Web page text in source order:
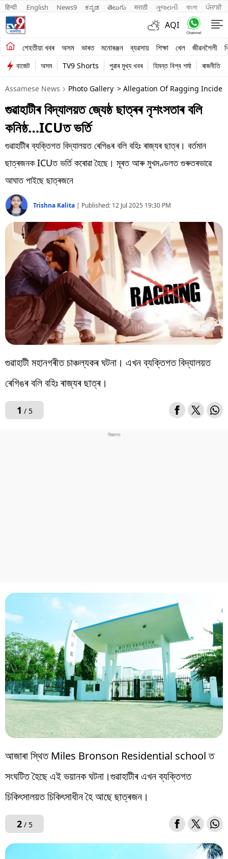
हिन्दी English News9 ಕನ್ನಡ తెలుగు मराठी ગુજરાતી বাংলা ਪੰਜਾਬੀ
AQI
শেহতীয়া খবৰ অসম ভাৰত মনোৰঞ্জন ব্যৱসায় শিক্ষা খেল জীৱনশৈলী
শেহতীয়া খবৰ
অসম
ভাৰত
মনোৰঞ্জন
ব্যৱসায়
শিক্ষা
খেল
জীৱনশৈলী
বিশ্ব
প্ৰযুক্তি
Videos
বাজেট অসম TV9 Shorts পুৱাৰ মুখ্য খবৰ হিমন্ত বিশ্ব শৰ্মা ৰাজনীতি
Assamese News Photo Gallery > Allegation Of Ragging
গুৱাহাটীৰ বিদ্যালয়ত জ্যেষ্ঠ ছাত্ৰৰ নৃশংসতাৰ বলি
কনিষ্ঠ…ICUত ভৰ্তি
গুৱাহাটীৰ ব্যক্তিগত বিদ্যালয়ত ৰেগিঙৰ বলি বহিঃ ৰাজ্যৰ ছাত্ৰ। বৰ্তমান
ছাত্ৰজনক ICUত ভৰ্তি কৰোৱা হৈছে। মূৰত আৰু মুখমণ্ডলত গুৰুতৰভাৱে
আঘাত পাইছে ছাত্ৰজনে
Trishna Kalita | Published: 12 Jul 2025 19:30 PM
গুৱাহাটী মহানগৰীত চাঞ্চল্যকৰ ঘটনা। এখন ব্যক্তিগত বিদ্যালয়ত
ৰেগিঙৰ বলি বহিঃ ৰাজ্যৰ ছাত্ৰ।
1 / 5
আজাৰা স্থিত Miles Bronson Residential school ত
সংঘটিত হৈছে এই ভয়ানক ঘটনা।গুৱাহাটীৰ এখন ব্যক্তিগত
চিকিৎসালয়ত চিকিৎসাধীন হৈ আছে ছাত্ৰজন।
2/ 5